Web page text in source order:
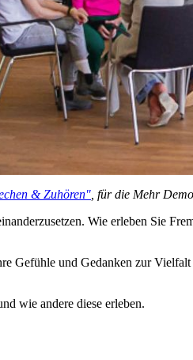
& Zuhören" , für die Mehr
Wie erleben Sie
Gefühle und Gedanken zur
wie andere diese erleben.